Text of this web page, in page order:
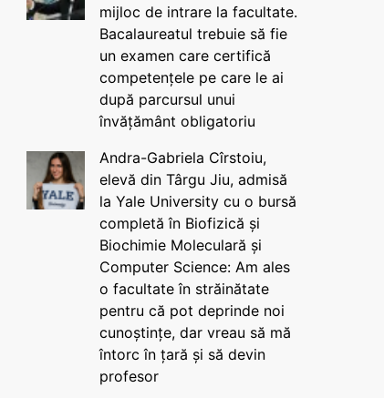
mijloc de intrare la facultate.
Bacalaureatul trebuie să fie
un examen care certifică
competențele pe care le ai
după parcursul unui
învățământ obligatoriu
Andra-Gabriela Cîrstoiu,
elevă din Târgu Jiu, admisă
la Yale University cu o bursă
completă în Biofizică și
Biochimie Moleculară și
Computer Science: Am ales
o facultate în străinătate
pentru că pot deprinde noi
cunoștințe, dar vreau să mă
întorc în țară și să devin
profesor